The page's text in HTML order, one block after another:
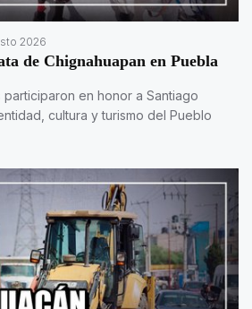
2026
de Chignahuapan en Puebla
en honor a Santiago
cultura y turismo del Pueblo